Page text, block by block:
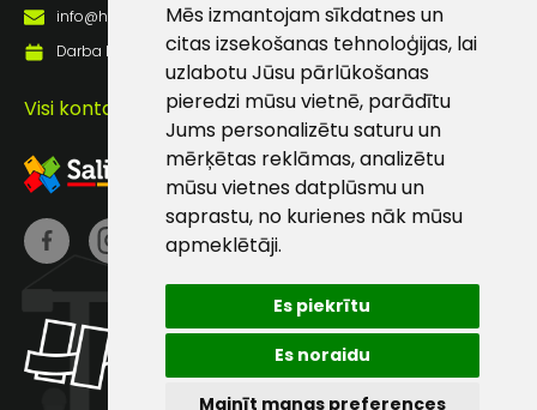
Mēs izmantojam sīkdatnes un
citas izsekošanas tehnoloģijas, lai
uzlabotu Jūsu pārlūkošanas
pieredzi mūsu vietnē, parādītu
Jums personalizētu saturu un
mērķētas reklāmas, analizētu
mūsu vietnes datplūsmu un
saprastu, no kurienes nāk mūsu
apmeklētāji.
Es piekrītu
Es noraidu
Mainīt manas preferences
info@hards.lv
Darba laiks: Darbadienās: 8:00 - 17:00
Visi kontakti
Klientu
atbalsts
Darbdienās:
8:00 – 17:00
186
info@hards.lv